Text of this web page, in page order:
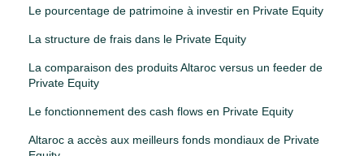
Le pourcentage de patrimoine à investir en Private Equity
La structure de frais dans le Private Equity
La comparaison des produits Altaroc versus un feeder de
Private Equity
Le fonctionnement des cash flows en Private Equity
Altaroc a accès aux meilleurs fonds mondiaux de Private